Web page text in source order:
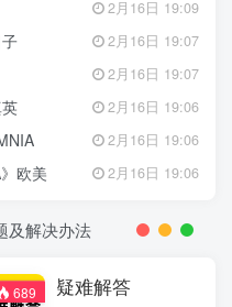
2月16日 19:09
2月16日 19:07
2月16日 19:07
2月16日 19:06
2月16日 19:06
欧美 2月16日 19:06
及解决办法
689 疑难解答
28篇文章
7月12日 23:55
2月16日 19:09
2月16日 19:07